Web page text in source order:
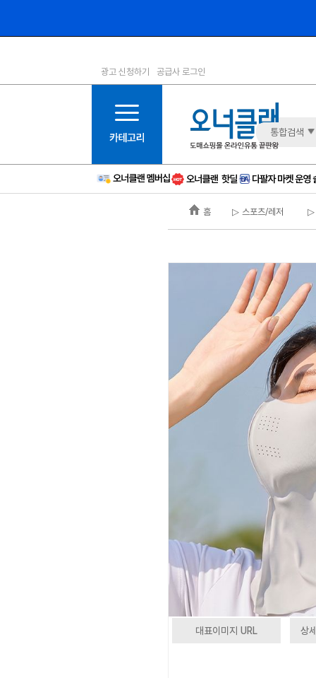
1등급
6등급
11등급
12등급
15등급
16등급
광고 신청하기 공급사 로그인
통합검색
홈 ▷ 스포츠/레저 ▷
대표이미지 URL 상